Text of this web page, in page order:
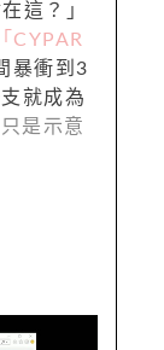
這？」
「CYPAR
暴衝到3
就成為
只是示意